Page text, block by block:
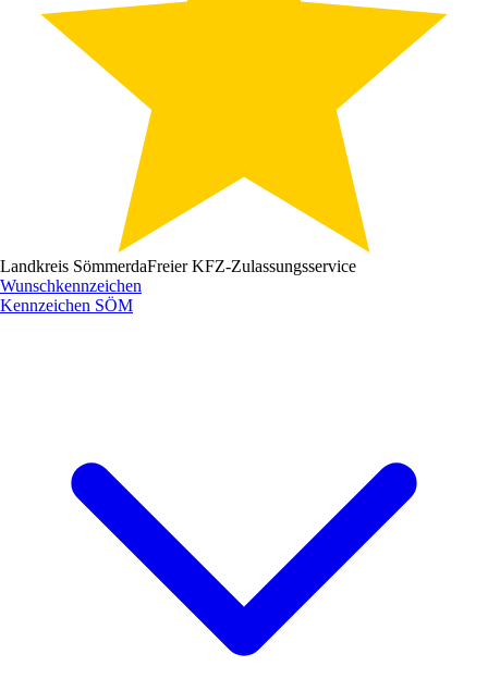
Landkreis SömmerdaFreier KFZ-Zulassungsservice
Wunschkennzeichen
Kennzeichen SÖM